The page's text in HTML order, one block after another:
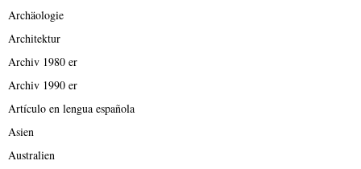
Archäologie
Architektur
Archiv 1980 er
Archiv 1990 er
Artículo en lengua española
Asien
Australien